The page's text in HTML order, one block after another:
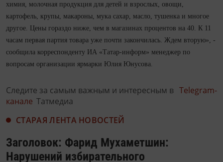
химия, молочная продукция для детей и взрослых, овощи,
картофель, крупы, макароны, мука сахар, масло, тушенка и многое
другое. Цены гораздо ниже, чем в магазинах процентов на 40. К 11
часам первая партия товара уже почти закончилась. Ждем вторую», -
сообщила корреспонденту ИА «Татар-информ» менеджер по
вопросам организации ярмарки Юлия Юнусова.
Следите за самым важным и интересным в Telegram-
канале Татмедиа
СТАРАЯ ЛЕНТА НОВОСТЕЙ
Заголовок: Фарид Мухаметшин:
Нарушений избирательного